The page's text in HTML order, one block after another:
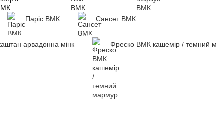
Паріс ВМК Сансет ВМК
арвадонна мінк Фреско ВМК кашемір / темний